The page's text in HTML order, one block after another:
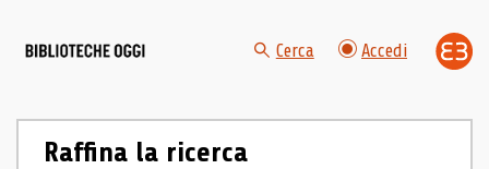
Cerca Accedi
Raffina la ricerca